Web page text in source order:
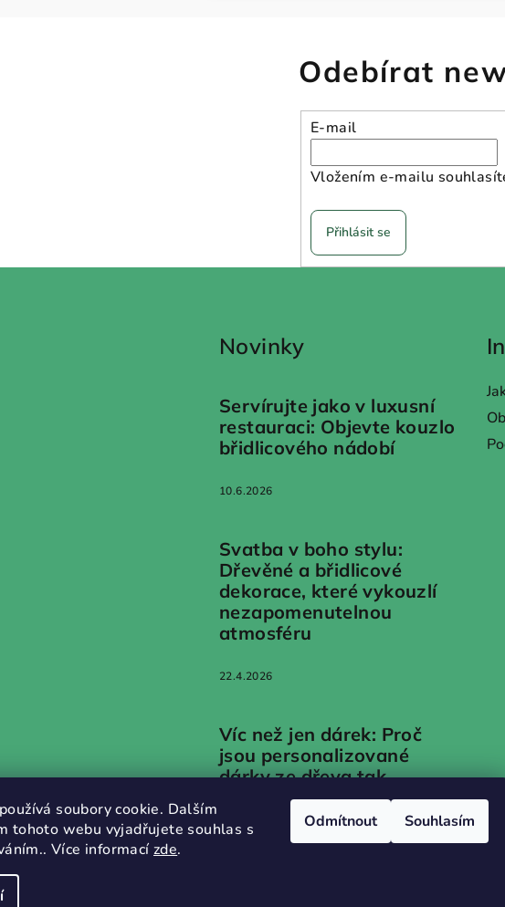
soubory cookie. Dalším
tohoto webu vyjadřujete souhlas s
Více informací zde.
Odmítnout Souhlasím
Odebírat
E-mail
Vložením e-mailu
Přihlásit se
Novinky
Servírujte jako v luxusní
restauraci: Objevte kouzlo
břidlicového nádobí
10.6.2026
Svatba v boho stylu:
Dřevěné a břidlicové
dekorace, které vykouzlí
nezapomenutelnou
atmosféru
22.4.2026
Víc než jen dárek: Proč
jsou personalizované
dárky ze dřeva tak
emotivní?
20.1.2026